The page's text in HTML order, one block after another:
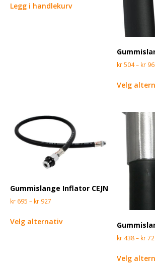
Legg i handlekurv
kr504– kr
Velg
Gummislange Inflator CEJN
kr 695 – kr 927
Velg alternativ
kr 438– kr
Velg